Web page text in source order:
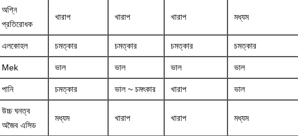
অগ্নি
প্রতিরোধক
খারাপ খারাপ খারাপ মধ্যম
এলকোহল চমত্কার চমত্কার চমত্কার চমত্কার
Mek ভাল ভাল ভাল ভাল
পানি চমত্কার ভাল ~ চমৎকার খারাপ ভাল
উচ্চ ঘনত্ব
অজৈব এসিড
মধ্যম খারাপ খারাপ মধ্যম